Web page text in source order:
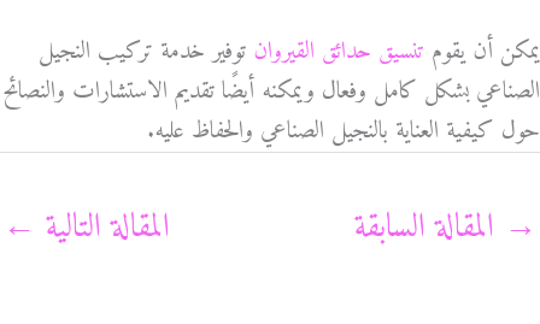
يمكن أن يقوم تنسيق حدائق القيروان توفير خدمة تركيب النجيل
الصناعي بشكل كامل وفعال ويمكنه أيضًا تقديم الاستشارات والنصائح
حول كيفية العناية بالنجيل الصناعي والحفاظ عليه.
→ المقالة السابقة المقالة التالية ←